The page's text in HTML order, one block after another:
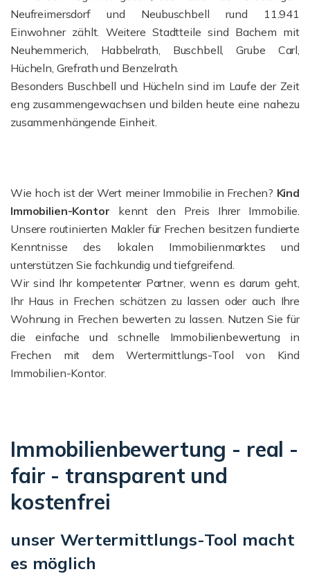
Neufreimersdorf und Neubuschbell rund 11.941
Einwohner zählt. Weitere Stadtteile sind Bachem mit
Neuhemmerich, Habbelrath, Buschbell, Grube Carl,
Hücheln, Grefrath und Benzelrath.
Besonders Buschbell und Hücheln sind im Laufe der Zeit
eng zusammengewachsen und bilden heute eine nahezu
zusammenhängende Einheit.
Wie hoch ist der Wert meiner Immobilie in Frechen? Kind
Immobilien-Kontor kennt den Preis Ihrer Immobilie.
Unsere routinierten Makler für Frechen besitzen fundierte
Kenntnisse des lokalen Immobilienmarktes und
unterstützen Sie fachkundig und tiefgreifend.
Wir sind Ihr kompetenter Partner, wenn es darum geht,
Ihr Haus in Frechen schätzen zu lassen oder auch Ihre
Wohnung in Frechen bewerten zu lassen. Nutzen Sie für
die einfache und schnelle Immobilienbewertung in
Frechen mit dem Wertermittlungs-Tool von Kind
Immobilien-Kontor.
Immobilienbewertung - real -
fair - transparent und
kostenfrei
unser Wertermittlungs-Tool macht
es möglich